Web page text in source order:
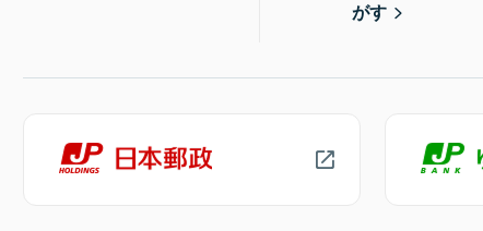
がす